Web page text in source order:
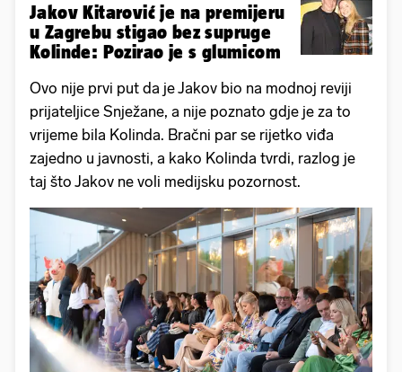
Jakov Kitarović je na premijeru
u Zagrebu stigao bez supruge
Kolinde: Pozirao je s glumicom
Ovo nije prvi put da je Jakov bio na modnoj reviji
prijateljice Snježane, a nije poznato gdje je za to
vrijeme bila Kolinda. Bračni par se rijetko viđa
zajedno u javnosti, a kako Kolinda tvrdi, razlog je
taj što Jakov ne voli medijsku pozornost.